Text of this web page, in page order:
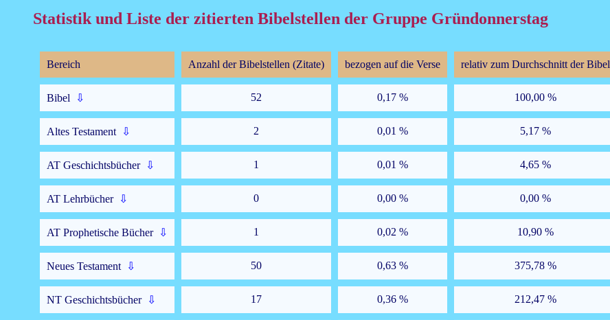
Statistik und Liste der zitierten Bibelstellen der Gruppe Gründonnerstag
Bereich Anzahl der Bibelstellen (Zitate) bezogen auf die Verse relativ zum Durchschnitt der Bibel
Bibel ⇩ 52 0,17 % 100,00 %
Altes Testament ⇩ 2 0,01 % 5,17 %
AT Geschichtsbücher ⇩ 1 0,01 % 4,65 %
AT Lehrbücher ⇩ 0 0,00 % 0,00 %
AT Prophetische Bücher ⇩ 1 0,02 % 10,90 %
Neues Testament ⇩ 50 0,63 % 375,78 %
NT Geschichtsbücher ⇩ 17 0,36 % 212,47 %